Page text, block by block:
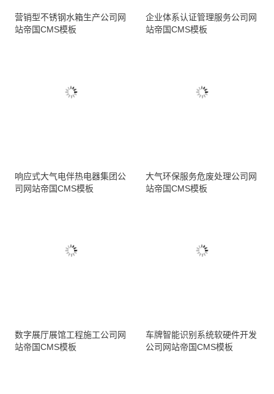
营销型不锈钢水箱生产公司网
站帝国CMS模板
企业体系认证管理服务公司网
站帝国CMS模板
响应式大气电伴热电器集团公
司网站帝国CMS模板
大气环保服务危废处理公司网
站帝国CMS模板
数字展厅展馆工程施工公司网
站帝国CMS模板
车牌智能识别系统软硬件开发
公司网站帝国CMS模板